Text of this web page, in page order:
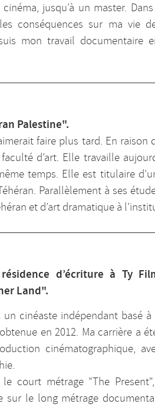
jusqu’à un master. Dans
conséquences sur ma vie
mon travail documentaire
Palestine".
faire plus tard. En raison
d’art. Elle travaille
temps. Elle est titulaire
Parallèlement à ses
et d’art dramatique à
d’écriture à Ty
Land".
cinéaste indépendant basé
en 2012. Ma carrière a
cinématographique,
court métrage "The
sur le long métrage